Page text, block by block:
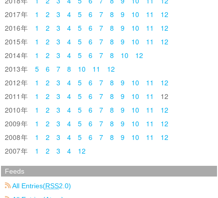
2017
1 2 3 4 5 6 7 8 9 10 11
12
2016
1 2 3 4 5 6 7 8 9 10 11
12
2015
1 2 3 4 5 6 7 8 9 10 11
12
2014
1 2 3 4 5 6 7 8 10
12
2013
5 6 7 8 10 11
12
2012
1 2 3 4 5 6 7 8 9 10 11
12
2011
1 2 3 4 5 6 7 8 9 10 11
12
2010
1 2 3 4 5 6 7 8 9 10 11
12
2009
1 2 3 4 5 6 7 8 9 10 11
12
2008
1 2 3 4 5 6 7 8 9 10 11
12
2007
1 2 3 4 12
Feeds
All Entries(RSS2.0)